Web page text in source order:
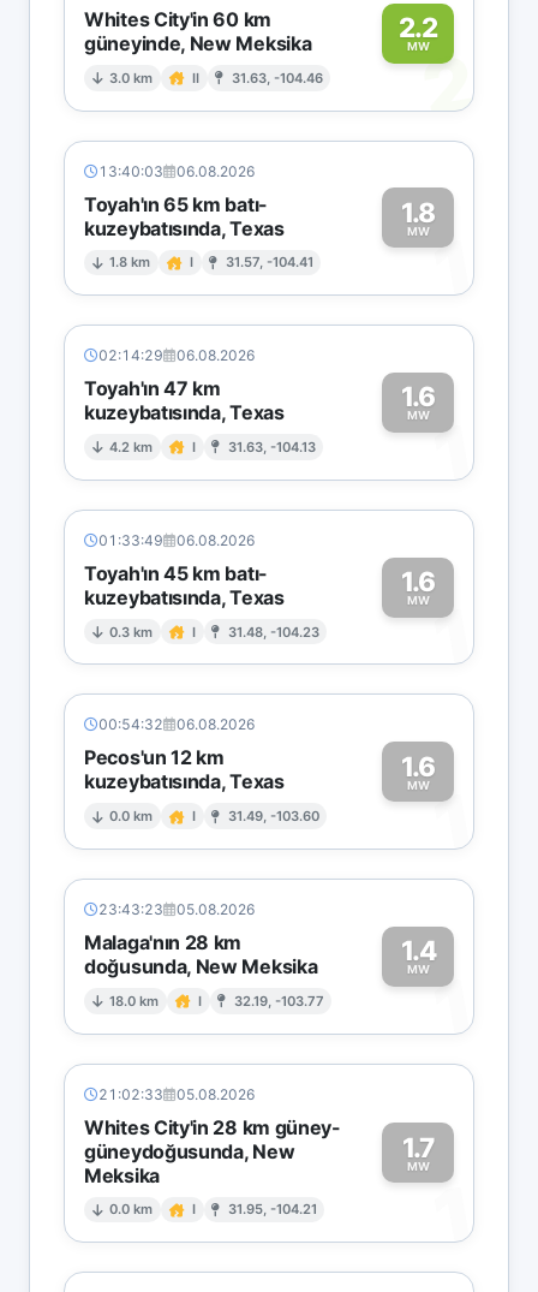
Whites City'in 60 km
güneyinde, New Meksika
3.0 km II 31.63, -104.46
2.2
MW2
13:40:03 06.08.2026
Toyah'ın 65 km batı-
kuzeybatısında, Texas
1.8 km I 31.57, -104.41
1.8
MW1
02:14:29 06.08.2026
Toyah'ın 47 km
kuzeybatısında, Texas
4.2 km I 31.63, -104.13
1.6
MW1
01:33:49 06.08.2026
Toyah'ın 45 km batı-
kuzeybatısında, Texas
0.3 km I 31.48, -104.23
1.6
MW1
00:54:32 06.08.2026
Pecos'un 12 km
kuzeybatısında, Texas
0.0 km I 31.49, -103.60
1.6
MW1
23:43:23 05.08.2026
Malaga'nın 28 km
doğusunda, New Meksika
18.0 km I 32.19, -103.77
1.4
MW1
21:02:33 05.08.2026
Whites City'in 28 km güney-
güneydoğusunda, New
Meksika
0.0 km I 31.95, -104.21
1.7
MW
1